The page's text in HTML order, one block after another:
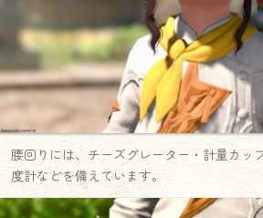
腰回りには、チーズグレーター・計量カッ
度計などを備えています。